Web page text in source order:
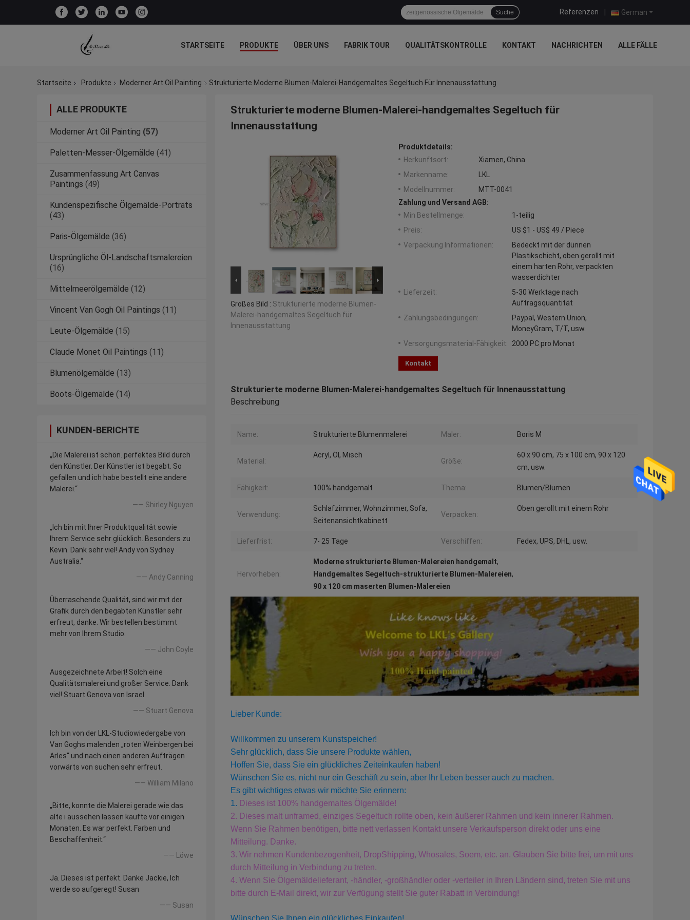
German
Referenzen |
Suche
STARTSEITE PRODUKTE ÜBER UNS FABRIK TOUR QUALITÄTSKONTROLLE KONTAKT NACHRICHTEN ALLE FÄLLE
Startseite Produkte Moderner Art Oil Painting Strukturierte Moderne Blumen-Malerei-Handgemaltes Segeltuch Für Innenausstattung
ALLE PRODUKTE
Moderner Art Oil Painting (57)
Paletten-Messer-Ölgemälde (41)
Zusammenfassung Art Canvas
Paintings (49)
Kundenspezifische Ölgemälde-Porträts
(43)
Paris-Ölgemälde (36)
Ursprüngliche Öl-Landschaftsmalereien
(16)
Mittelmeerölgemälde (12)
Vincent Van Gogh Oil Paintings (11)
Leute-Ölgemälde (15)
Claude Monet Oil Paintings (11)
Blumenölgemälde (13)
Boots-Ölgemälde (14)
KUNDEN-BERICHTE
„Die Malerei ist schön. perfektes Bild durch
den Künstler. Der Künstler ist begabt. So
gefallen und ich habe bestellt eine andere
Malerei.“
—— Shirley Nguyen
„Ich bin mit Ihrer Produktqualität sowie
Ihrem Service sehr glücklich. Besonders zu
Kevin. Dank sehr viel! Andy von Sydney
Australia.“
—— Andy Canning
Überraschende Qualität, sind wir mit der
Grafik durch den begabten Künstler sehr
erfreut, danke. Wir bestellen bestimmt
mehr von Ihrem Studio.
—— John Coyle
Ausgezeichnete Arbeit! Solch eine
Qualitätsmalerei und großer Service. Dank
viel! Stuart Genova von Israel
—— Stuart Genova
Ich bin von der LKL-Studiowiedergabe von
Van Goghs malenden „roten Weinbergen bei
Arles“ und nach einen anderen Aufträgen
vorwärts von suchen sehr erfreut.
—— William Milano
„Bitte, konnte die Malerei gerade wie das
alte i aussehen lassen kaufte vor einigen
Monaten. Es war perfekt. Farben und
Beschaffenheit.“
—— Löwe
Ja. Dieses ist perfekt. Danke Jackie, Ich
werde so aufgeregt! Susan
—— Susan
Strukturierte moderne Blumen-Malerei-handgemaltes Segeltuch für
Innenausstattung
Großes Bild : Strukturierte moderne Blumen-
Malerei-handgemaltes Segeltuch für
Innenausstattung
Produktdetails:
Herkunftsort:
Xiamen, China
Markenname:
LKL
Modellnummer:
MTT-0041
Zahlung und Versand AGB:
Min Bestellmenge:
1-teilig
Preis:
US $1 - US$ 49 / Piece
Verpackung Informationen:
Bedeckt mit der dünnen
Plastikschicht, oben gerollt mit
einem harten Rohr, verpackten
wasserdichter
Lieferzeit:
5-30 Werktage nach
Auftragsquantität
Zahlungsbedingungen:
Paypal, Western Union,
MoneyGram, T/T, usw.
Versorgungsmaterial-Fähigkeit:
2000 PC pro Monat
Kontakt
Strukturierte moderne Blumen-Malerei-handgemaltes Segeltuch für Innenausstattung
Beschreibung
Name: Strukturierte Blumenmalerei Maler: Boris M
Material:
Acryl, Öl, Misch
Größe:
60 x 90 cm, 75 x 100 cm, 90 x 120
cm, usw.
Fähigkeit: 100% handgemalt Thema: Blumen/Blumen
Verwendung:
Schlafzimmer, Wohnzimmer, Sofa,
Seitenansichtkabinett
Verpacken:
Oben gerollt mit einem Rohr
Lieferfrist: 7- 25 Tage Verschiffen: Fedex, UPS, DHL, usw.
Hervorheben:
Moderne strukturierte Blumen-Malereien handgemalt,
Handgemaltes Segeltuch-strukturierte Blumen-Malereien,
90 x 120 cm maserten Blumen-Malereien
Lieber Kunde:
Willkommen zu unserem Kunstspeicher!
Sehr glücklich, dass Sie unsere Produkte wählen,
Hoffen Sie, dass Sie ein glückliches Zeiteinkaufen haben!
Wünschen Sie es, nicht nur ein Geschäft zu sein, aber Ihr Leben besser auch zu machen.
Es gibt wichtiges etwas wir möchte Sie erinnern:
1. Dieses ist 100% handgemaltes Ölgemälde!
2. Dieses malt unframed, einziges Segeltuch rollte oben, kein äußerer Rahmen und kein innerer Rahmen.
Wenn Sie Rahmen benötigen, bitte nett verlassen Kontakt unsere Verkaufsperson direkt oder uns eine
Mitteilung. Danke.
3. Wir nehmen Kundenbezogenheit, DropShipping, Whosales, Soem, etc. an. Glauben Sie bitte frei, um mit uns
durch Mitteilung in Verbindung zu treten.
4. Wenn Sie Ölgemäldelieferant, -händler, -großhändler oder -verteiler in Ihren Ländern sind, treten Sie mit uns
bitte durch E-Mail direkt, wir zur Verfügung stellt Sie guter Rabatt in Verbindung!